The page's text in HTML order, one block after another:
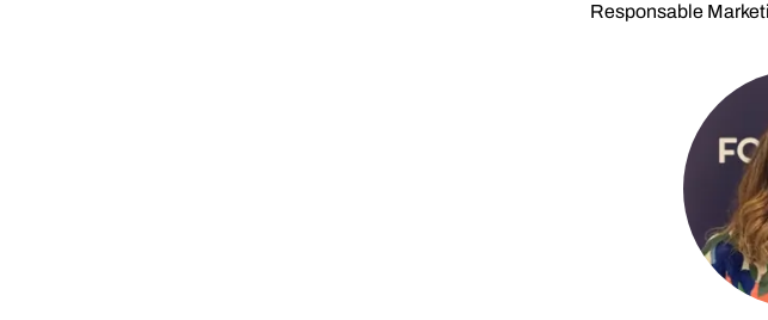
Responsable